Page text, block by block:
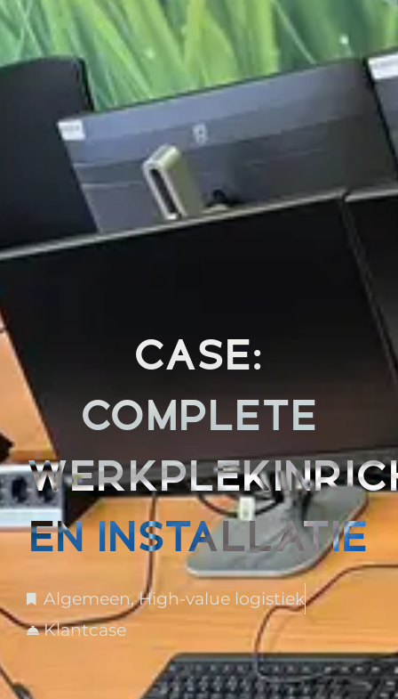
CASE:
COMPLETE
EN INSTALLATIE
Algemeen,High-value logistiek
Klantcase